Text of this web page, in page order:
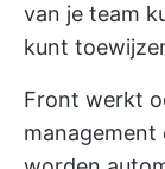
van je team
kunt
Front werkt
management